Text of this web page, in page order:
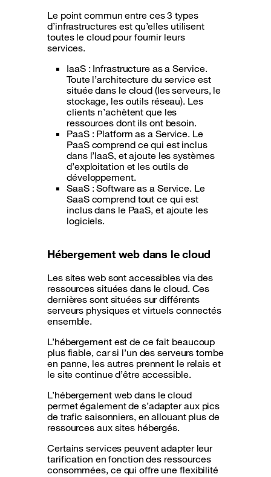
Le point commun entre ces 3 types
d’infrastructures est qu’elles utilisent
toutes le cloud pour fournir leurs
services.
IaaS : Infrastructure as a Service.
Toute l’architecture du service est
située dans le cloud (les serveurs, le
stockage, les outils réseau). Les
clients n’achètent que les
ressources dont ils ont besoin.
PaaS : Platform as a Service. Le
PaaS comprend ce qui est inclus
dans l’IaaS, et ajoute les systèmes
d’exploitation et les outils de
développement.
SaaS : Software as a Service. Le
SaaS comprend tout ce qui est
inclus dans le PaaS, et ajoute les
logiciels.
Hébergement web dans le cloud
Les sites web sont accessibles via des
ressources situées dans le cloud. Ces
dernières sont situées sur différents
serveurs physiques et virtuels connectés
ensemble.
L’hébergement est de ce fait beaucoup
plus fiable, car si l’un des serveurs tombe
en panne, les autres prennent le relais et
le site continue d’être accessible.
L’hébergement web dans le cloud
permet également de s’adapter aux pics
de trafic saisonniers, en allouant plus de
ressources aux sites hébergés.
Certains services peuvent adapter leur
tarification en fonction des ressources
consommées, ce qui offre une flexibilité